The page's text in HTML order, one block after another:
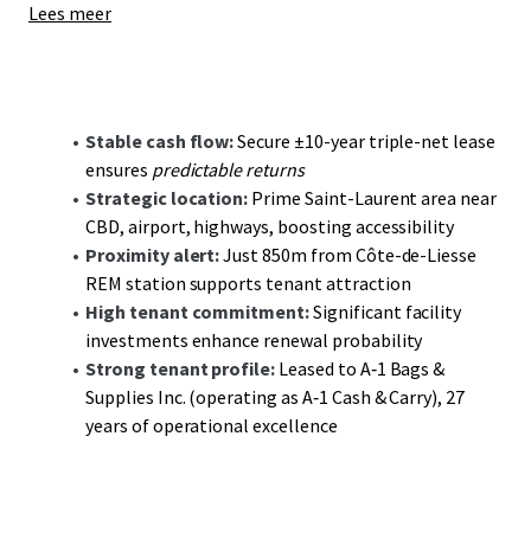
facilitated by
The investment thesis focuses on long-term income
through a committed tenant, A-1 Cash & Carry,
with extensive industry experience. Additionally, future
conversion potential into a multi-tenant facility opens
avenues for enhanced returns.
Lees meer
Stable cash flow:Secure ±10-year triple-net lease
ensures predictable returns
Strategic location: Prime Saint-Laurent area near
CBD, airport, highways, boosting accessibility
Proximity alert:Just 850m from Côte-de-Liesse
REM station supports tenant attraction
High tenant commitment:Significant facility
investments enhance renewal probability
Strong tenant profile: Leased to A‑1 Bags &
Supplies Inc. (operating as A‑1 Cash & Carry), 27
years of operational excellence